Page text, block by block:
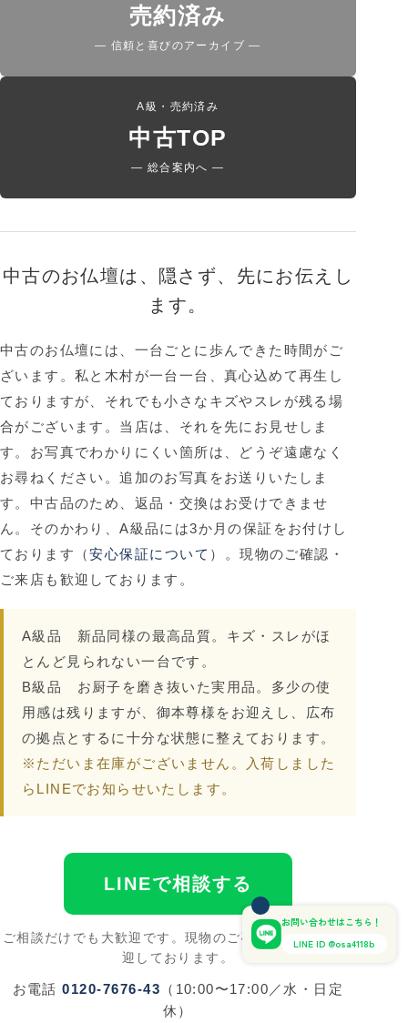
売約済み
— 信頼と喜びのアーカイブ —
A級・売約済み
中古TOP
— 総合案内へ —
中古のお仏壇は、隠さず、先にお伝えし
ます。
中古のお仏壇には、一台ごとに歩んできた時間がご
ざいます。私と木村が一台一台、真心込めて再生し
ておりますが、それでも小さなキズやスレが残る場
合がございます。当店は、それを先にお見せしま
す。お写真でわかりにくい箇所は、どうぞ遠慮なく
お尋ねください。追加のお写真をお送りいたしま
す。中古品のため、返品・交換はお受けできませ
ん。 そのかわり、A級品には3か月の保証をお付けし
ております
（安心保証について ）。現物のご確認・
ご来店も歓迎しております。
A級品
新品同様の最高品質。キズ・スレがほ
とんど見られない一台です。
B級品
お厨子を磨き抜いた実用品。多少の使
用感は残りますが、御本尊様をお迎えし、広布
の拠点とするに十分な状態に整えております。
※ただいま在庫がございません。入荷しました
らLINEでお知らせいたします。
LINEで相談する
ご相談だけでも大歓迎です。現物のご確認・ご来店も歓
迎しております。
お電話0120-7676-43 （10:00〜17:00／水・日定
休）
お問い合わせはこちら！
LINE ID @osa4118b